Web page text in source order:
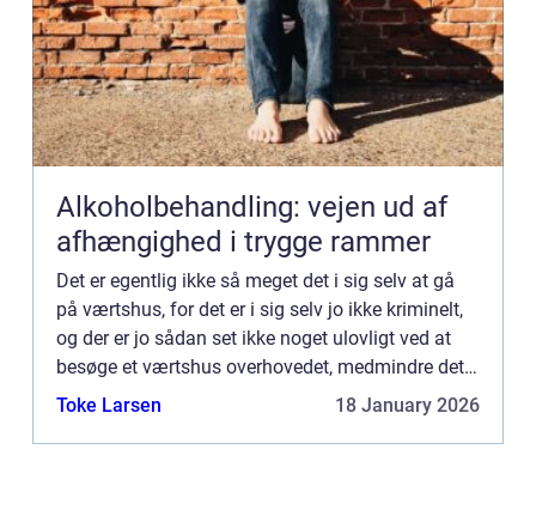
Alkoholbehandling: vejen ud af
afhængighed i trygge rammer
Det er egentlig ikke så meget det i sig selv at gå
på værtshus, for det er i sig selv jo ikke kriminelt,
og der er jo sådan set ikke noget ulovligt ved at
besøge et værtshus overhovedet, medmindre det
er et ...
Toke Larsen 18 January 2026